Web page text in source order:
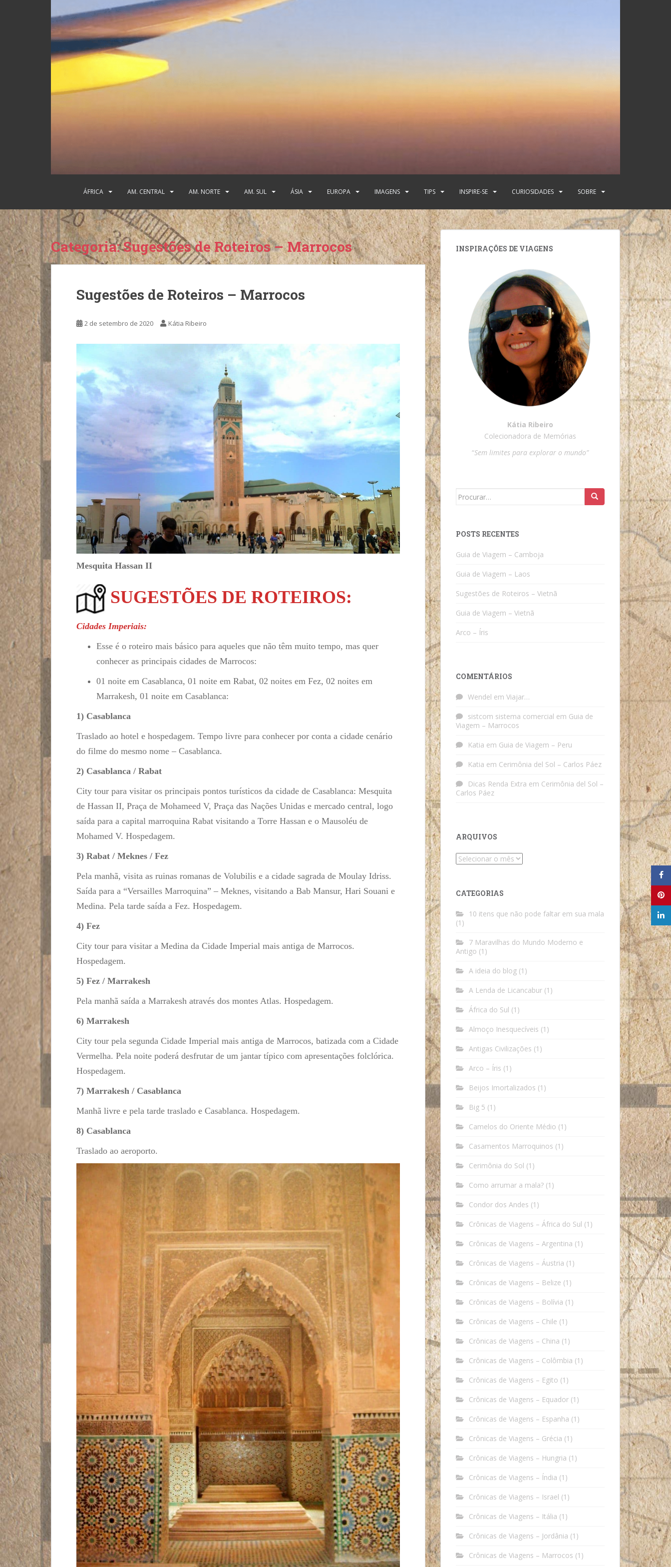
ÁFRICA AM. CENTRAL AM. NORTE AM. SUL ÁSIA EUROPA IMAGENS TIPS INSPIRE-SE CURIOSIDADES SOBRE
Categoria:Sugestões de Roteiros – Marrocos
Sugestões de Roteiros – Marrocos
2 de setembro de 2020 Kátia Ribeiro
Mesquita Hassan II
SUGESTÕES DE ROTEIROS:
Cidades Imperiais:
Esse é o roteiro mais básico para aqueles que não têm muito tempo, mas quer
conhecer as principais cidades de Marrocos:
01 noite em Casablanca, 01 noite em Rabat, 02 noites em Fez, 02 noites em
Marrakesh, 01 noite em Casablanca:
1) Casablanca
Traslado ao hotel e hospedagem. Tempo livre para conhecer por conta a cidade cenário
do filme do mesmo nome – Casablanca.
2) Casablanca / Rabat
City tour para visitar os principais pontos turísticos da cidade de Casablanca: Mesquita
de Hassan II, Praça de Mohameed V, Praça das Nações Unidas e mercado central, logo
saída para a capital marroquina Rabat visitando a Torre Hassan e o Mausoléu de
Mohamed V. Hospedagem.
3) Rabat / Meknes / Fez
Pela manhã, visita as ruinas romanas de Volubilis e a cidade sagrada de Moulay Idriss.
Saída para a “Versailles Marroquina” – Meknes, visitando a Bab Mansur, Hari Souani e
Medina. Pela tarde saída a Fez. Hospedagem.
4) Fez
City tour para visitar a Medina da Cidade Imperial mais antiga de Marrocos.
Hospedagem.
5) Fez / Marrakesh
Pela manhã saída a Marrakesh através dos montes Atlas. Hospedagem.
6) Marrakesh
City tour pela segunda Cidade Imperial mais antiga de Marrocos, batizada com a Cidade
Vermelha. Pela noite poderá desfrutar de um jantar típico com apresentações folclórica.
Hospedagem.
7) Marrakesh / Casablanca
Manhã livre e pela tarde traslado e Casablanca. Hospedagem.
8) Casablanca
Traslado ao aeroporto.
INSPIRAÇÕES DE VIAGENS
Kátia Ribeiro
Colecionadora de Memórias
“Sem limites para explorar o mundo”
Search
POSTS RECENTES
Guia de Viagem – Camboja
Guia de Viagem – Laos
Sugestões de Roteiros – Vietnã
Guia de Viagem – Vietnã
Arco – Íris
COMENTÁRIOS
Wendel em Viajar…
sistcom sistema comercial em Guia de
Viagem – Marrocos
Katia em Guia de Viagem – Peru
Katia em Cerimônia del Sol – Carlos Páez
Dicas Renda Extra em Cerimônia del Sol –
Carlos Páez
ARQUIVOS
Arquivos
CATEGORIAS
10 itens que não pode faltar em sua mala
(1)
7 Maravilhas do Mundo Moderno e
Antigo (1)
A ideia do blog (1)
A Lenda de Licancabur (1)
África do Sul (1)
Almoço Inesquecíveis (1)
Antigas Civilizações (1)
Arco – Íris (1)
Beijos Imortalizados (1)
Big 5 (1)
Camelos do Oriente Médio (1)
Casamentos Marroquinos (1)
Cerimônia do Sol (1)
Como arrumar a mala? (1)
Condor dos Andes (1)
Crônicas de Viagens – África do Sul (1)
Crônicas de Viagens – Argentina (1)
Crônicas de Viagens – Áustria (1)
Crônicas de Viagens – Belize (1)
Crônicas de Viagens – Bolívia (1)
Crônicas de Viagens – Chile (1)
Crônicas de Viagens – China (1)
Crônicas de Viagens – Colômbia (1)
Crônicas de Viagens – Egito (1)
Crônicas de Viagens – Equador (1)
Crônicas de Viagens – Espanha (1)
Crônicas de Viagens – Grécia (1)
Crônicas de Viagens – Hungria (1)
Crônicas de Viagens – Índia (1)
Crônicas de Viagens – Israel (1)
Crônicas de Viagens – Itália (1)
Crônicas de Viagens – Jordânia (1)
Crônicas de Viagens – Marrocos (1)